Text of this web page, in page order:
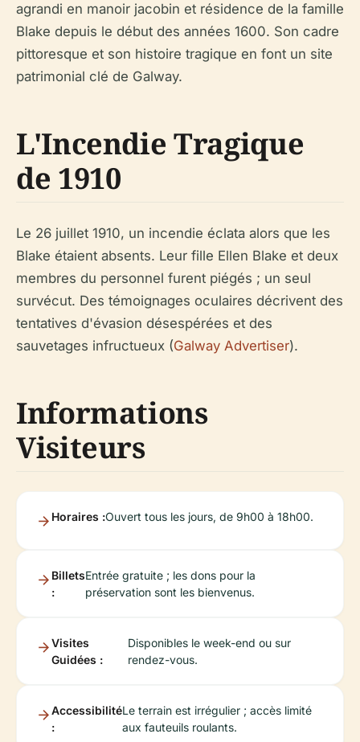
agrandi en manoir jacobin et résidence de la famille
Blake depuis le début des années 1600. Son cadre
pittoresque et son histoire tragique en font un site
patrimonial clé de Galway.
L'Incendie Tragique
de 1910
Le 26 juillet 1910, un incendie éclata alors que les
Blake étaient absents. Leur fille Ellen Blake et deux
membres du personnel furent piégés ; un seul
survécut. Des témoignages oculaires décrivent des
tentatives d'évasion désespérées et des
sauvetages infructueux (Galway Advertiser).
Informations
Visiteurs
Horaires :Ouvert tous les jours, de 9h00 à 18h00.
Billets
:
Entrée gratuite ; les dons pour la
préservation sont les bienvenus.
Visites
Guidées :
Disponibles le week-end ou sur
rendez-vous.
Accessibilité
:
Le terrain est irrégulier ; accès limité
aux fauteuils roulants.